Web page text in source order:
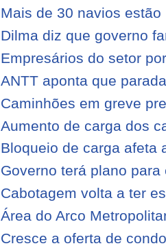
Mais de 30 navios
Dilma diz que governo
Empresários do setor
ANTT aponta que
Caminhões em greve
Aumento de carga dos
Bloqueio de carga afeta
Governo terá plano
Cabotagem volta a ter
Área do Arco
Cresce a oferta de